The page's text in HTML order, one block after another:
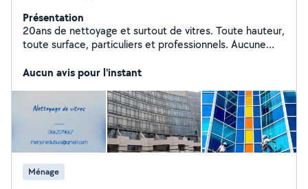
Présentation
20ans de nettoyage et surtout de vitres. Toute hauteur,
toute surface, particuliers et professionnels. Aucune
discret.
Aucun avis pour l'instant
Ménage